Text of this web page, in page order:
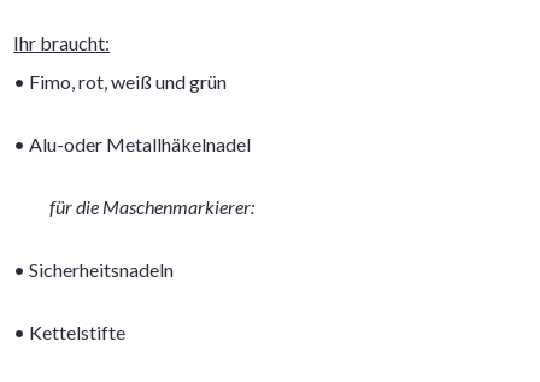
Ihr braucht:
• Fimo, rot, weiß und grün
• Alu-oder Metallhäkelnadel
für die Maschenmarkierer:
• Sicherheitsnadeln
• Kettelstifte